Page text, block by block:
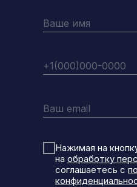
Нажимая на
на обработку
соглашаетесь с